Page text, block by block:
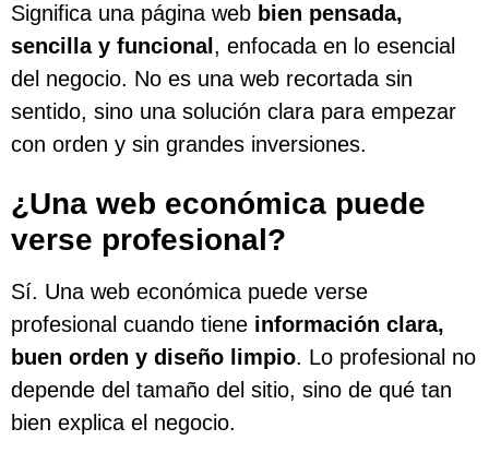
Significa una página web bien pensada,
sencilla y funcional , enfocada en lo esencial
del negocio. No es una web recortada sin
sentido, sino una solución clara para empezar
con orden y sin grandes inversiones.
¿Una web económica puede
verse profesional?
Sí. Una web económica puede verse
profesional cuando tiene información clara,
buen orden y diseño limpio. Lo profesional no
depende del tamaño del sitio, sino de qué tan
bien explica el negocio.